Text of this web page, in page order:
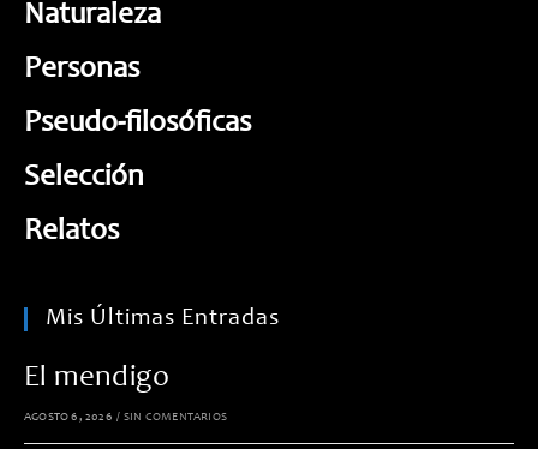
Naturaleza
Personas
Pseudo-filosóficas
Selección
Relatos
Mis Últimas Entradas
El mendigo
AGOSTO 6, 2026 / SIN COMENTARIOS